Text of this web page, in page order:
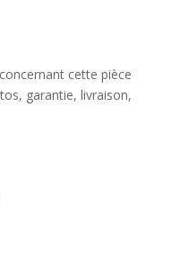
cette pièce
garantie, livraison,